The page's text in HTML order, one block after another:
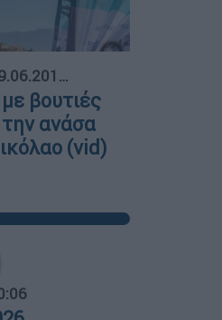
22:32
βουτιές
ανάσα
(vid)